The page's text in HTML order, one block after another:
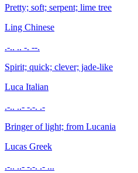
Pretty; soft; serpent; lime tree
Ling Chinese
.-.. .. -. --.
Spirit; quick; clever; jade-like
Luca Italian
.-.. ..- -.-. .-
Bringer of light; from Lucania
Lucas Greek
.-.. ..- -.-. .- ...